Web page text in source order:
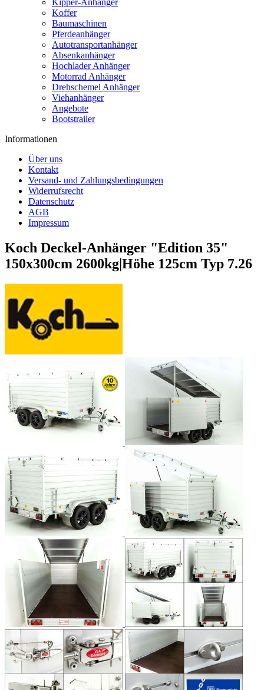
Kipper-Anhänger
Koffer
Baumaschinen
Pferdeanhänger
Autotransportanhänger
Absenkanhänger
Hochlader Anhänger
Motorrad Anhänger
Drehschemel Anhänger
Viehanhänger
Angebote
Bootstrailer
Informationen
Über uns
Kontakt
Versand- und Zahlungsbedingungen
Widerrufsrecht
Datenschutz
AGB
Impressum
Koch Deckel-Anhänger "Edition 35"
150x300cm 2600kg|Höhe 125cm Typ 7.26